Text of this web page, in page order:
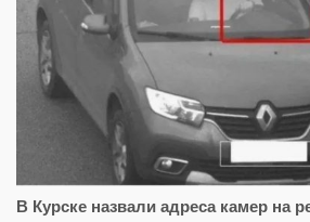
В Курске назвали адреса камер на